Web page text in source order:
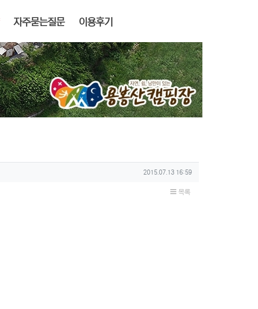
자주묻는질문 이용후기
작성일
2015.07.13 16:59
목록